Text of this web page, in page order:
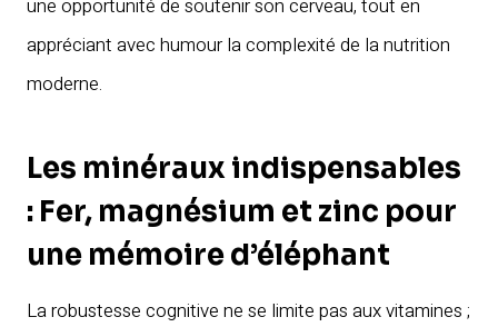
une opportunité de soutenir son cerveau, tout en
appréciant avec humour la complexité de la nutrition
moderne.
Les minéraux indispensables
: Fer, magnésium et zinc pour
une mémoire d’éléphant
La robustesse cognitive ne se limite pas aux vitamines ;